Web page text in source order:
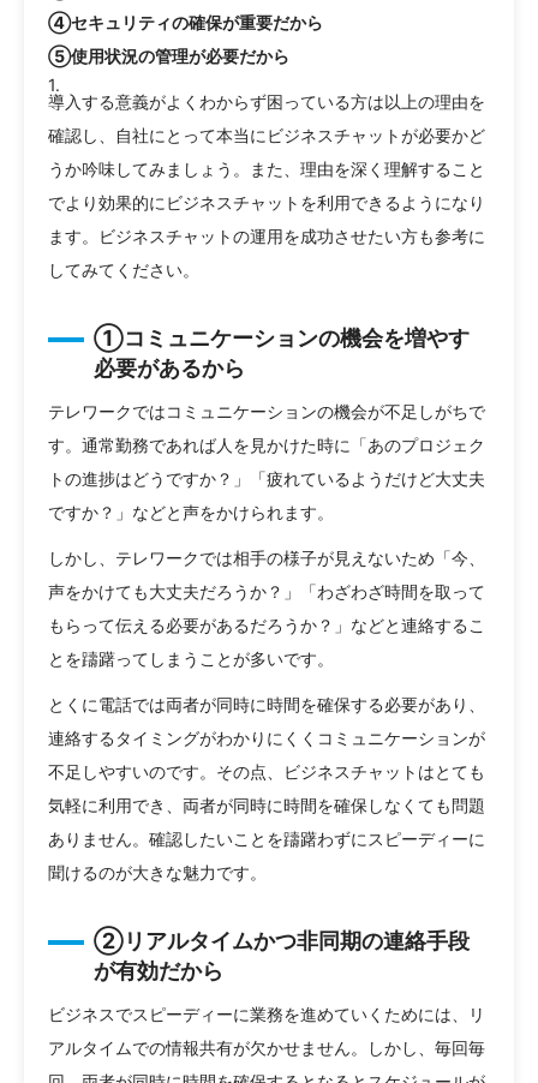
④セキュリティの確保が重要だから
⑤使用状況の管理が必要だから
導入する意義がよくわからず困っている方は以上の理由を
確認し、自社にとって本当にビジネスチャットが必要かど
うか吟味してみましょう。また、理由を深く理解すること
でより効果的にビジネスチャットを利用できるようになり
ます。ビジネスチャットの運用を成功させたい方も参考に
してみてください。
①コミュニケーションの機会を増やす
必要があるから
テレワークではコミュニケーションの機会が不足しがちで
す。通常勤務であれば人を見かけた時に「あのプロジェク
トの進捗はどうですか？」「疲れているようだけど大丈夫
ですか？」などと声をかけられます。
しかし、テレワークでは相手の様子が見えないため「今、
声をかけても大丈夫だろうか？」「わざわざ時間を取って
もらって伝える必要があるだろうか？」などと連絡するこ
とを躊躇ってしまうことが多いです。
とくに電話では両者が同時に時間を確保する必要があり、
連絡するタイミングがわかりにくくコミュニケーションが
不足しやすいのです。その点、ビジネスチャットはとても
気軽に利用でき、両者が同時に時間を確保しなくても問題
ありません。確認したいことを躊躇わずにスピーディーに
聞けるのが大きな魅力です。
②リアルタイムかつ非同期の連絡手段
が有効だから
ビジネスでスピーディーに業務を進めていくためには、リ
アルタイムでの情報共有が欠かせません。しかし、毎回毎